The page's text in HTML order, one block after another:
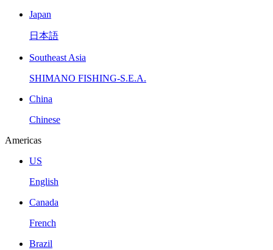
Japan
日本語
Southeast Asia
SHIMANO FISHING-S.E.A.
China
Chinese
Americas
US
English
Canada
French
Brazil